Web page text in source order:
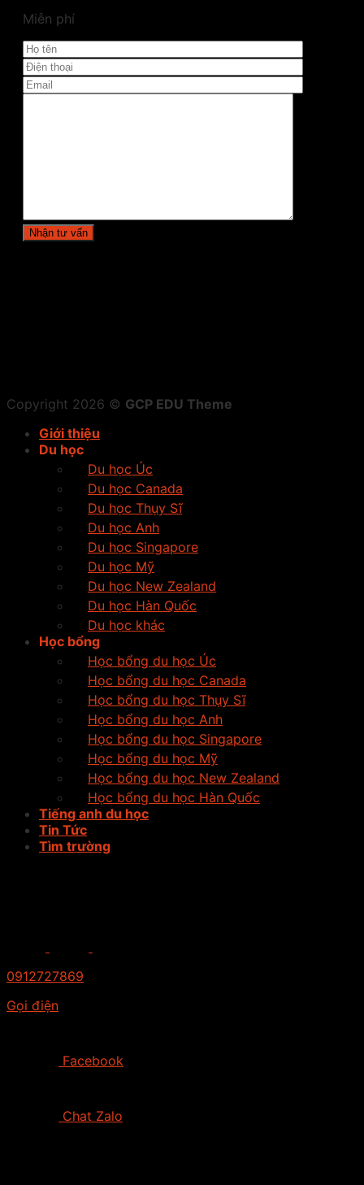
Miễn phí
Copyright 2026 © GCP EDU Theme
Giới thiệu
Du học
Du học Úc
Du học Canada
Du học Thụy Sĩ
Du học Anh
Du học Singapore
Du học Mỹ
Du học New Zealand
Du học Hàn Quốc
Du học khác
Học bổng
Học bổng du học Úc
Học bổng du học Canada
Học bổng du học Thụy Sĩ
Học bổng du học Anh
Học bổng du học Singapore
Học bổng du học Mỹ
Học bổng du học New Zealand
Học bổng du học Hàn Quốc
Tiếng anh du học
Tin Tức
Tìm trường
0912727869
Gọi điện
Facebook
Chat Zalo